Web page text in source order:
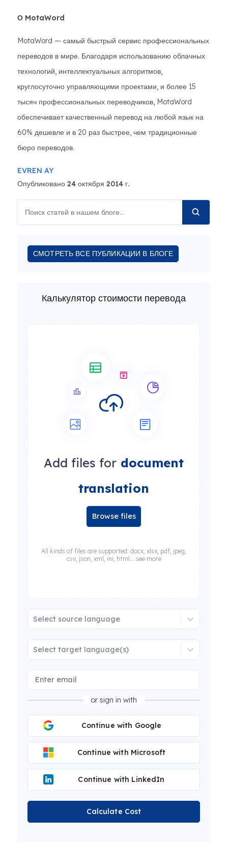
О MotaWord
MotaWord — самый быстрый сервис профессиональных
переводов в мире. Благодаря использованию облачных
технологий, интеллектуальных алгоритмов,
круглосуточно управляющими проектами, и более 15
тысяч профессиональных переводчиков, MotaWord
обеспечивает качественный перевод на любой язык на
60% дешевле и в 20 раз быстрее, чем традиционные
бюро переводов.
EVREN AY
Опубликовано 24 октября 2014 г.
СМОТРЕТЬ ВСЕ ПУБЛИКАЦИИ В БЛОГЕ
Калькулятор стоимости перевода
Add files for document
translation
Browse files
All kinds of files are supported: docx, xlsx, pdf, jpeg,
csv, json, xml, ini, html... see more
Select source language
Select target language(s)
or sign in with
Continue with Google
Continue with Microsoft
Continue with LinkedIn
Calculate Cost